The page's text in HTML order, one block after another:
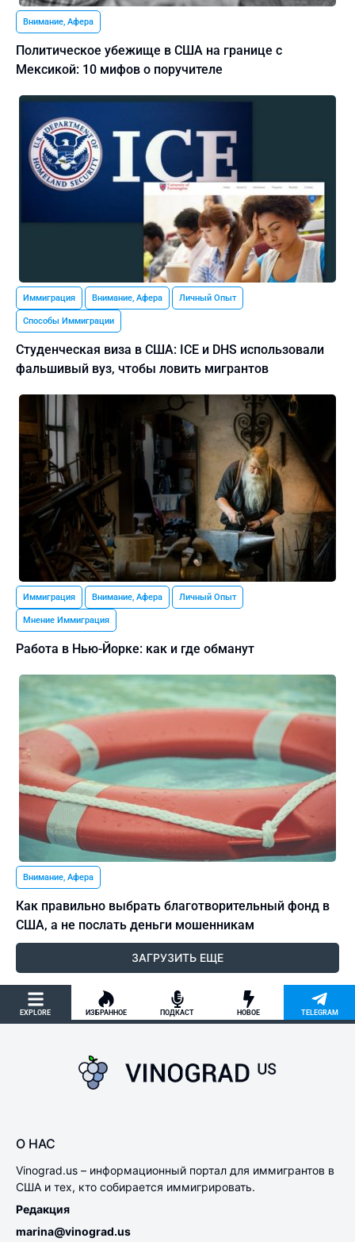
Внимание, Афера
Политическое убежище в США на границе с
Мексикой: 10 мифов о поручителе
Иммиграция Внимание, Афера Личный Опыт
Способы Иммиграции
Студенческая виза в США: ICE и DHS использовали
фальшивый вуз, чтобы ловить мигрантов
Иммиграция Внимание, Афера Личный Опыт
Мнение Иммиграция
Работа в Нью-Йорке: как и где обманут
Внимание, Афера
Как правильно выбрать благотворительный фонд в
США, а не послать деньги мошенникам
ЗАГРУЗИТЬ ЕЩЕ
EXPLORE ИЗБРАННОЕ ПОДКАСТ НОВОЕ TELEGRAM
О НАС
Vinograd.us – информационный портал для иммигрантов в
США и тех, кто собирается иммигрировать.
Редакция
marina@vinograd.us